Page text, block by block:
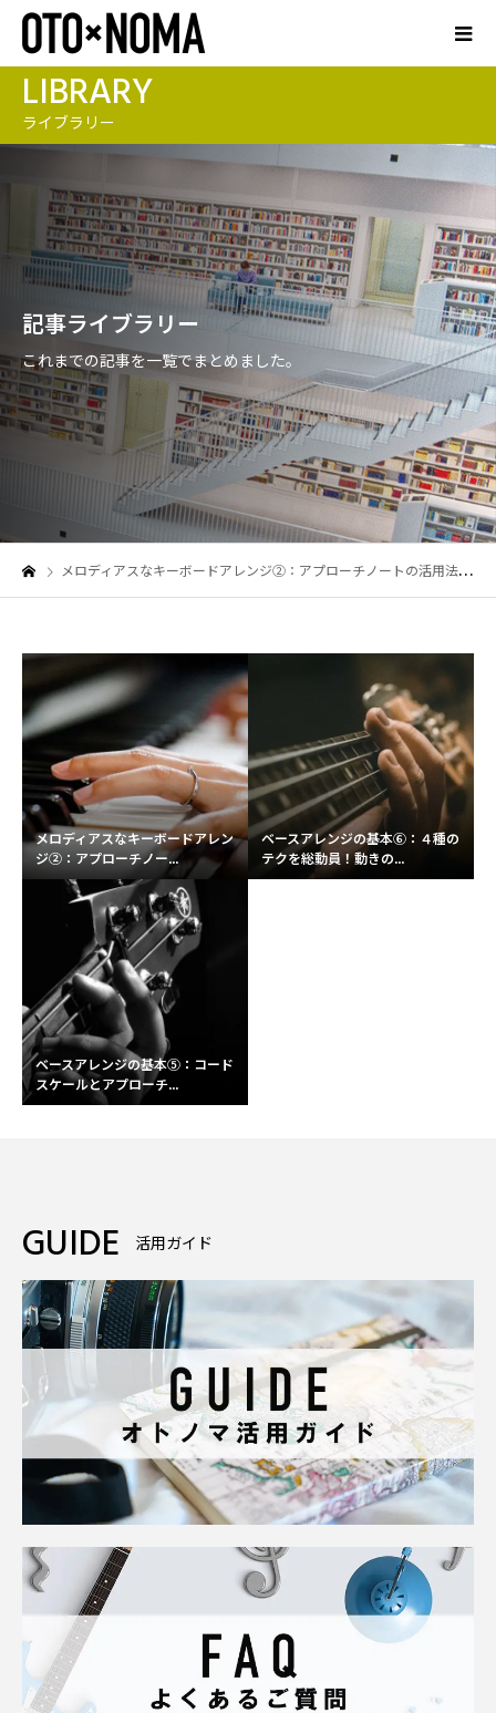
LIBRARY
ライブラリー
記事ライブラリー
これまでの記事を一覧でまとめました。
メロディアスなキーボードアレンジ②：アプローチノートの活用法をマスターしよう！
メロディアスなキーボードアレン
ジ②：アプローチノー...
ベースアレンジの基本⑥：４種の
テクを総動員！動きの...
ベースアレンジの基本⑤：コード
スケールとアプローチ...
GUIDE 活用ガイド